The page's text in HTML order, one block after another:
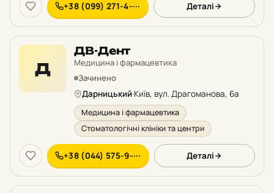
+38 (099) 271-4-··· Деталі
Д
ДВ-Дент
Медицина і фармацевтика
Зачинено
Дарницький·Київ, вул. Драгоманова, 6а
Медицина і фармацевтика
Стоматологічні клініки та центри
+38 (044) 575-9-··· Деталі